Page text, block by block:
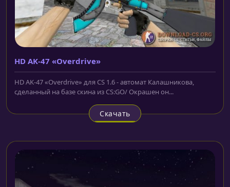
HD AK-47 «Overdrive»
HD AK-47 «Overdrive» для CS 1.6 - автомат Калашникова,
сделанный на базе скина из CS:GO/ Окрашен он...
Скачать